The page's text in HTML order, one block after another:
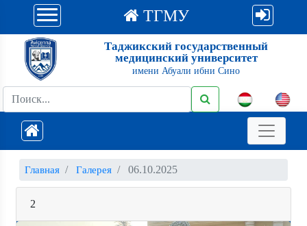
ТГМУ
Таджикский государственный
медицинский университет
имени Абуали ибни Сино
Главная Галерея 06.10.2025
2